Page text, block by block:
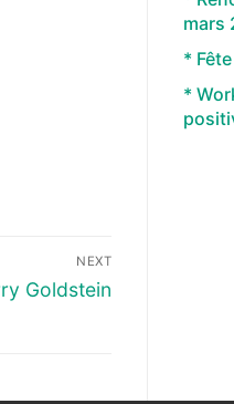
NEXT
Goldstein
mars
*
*